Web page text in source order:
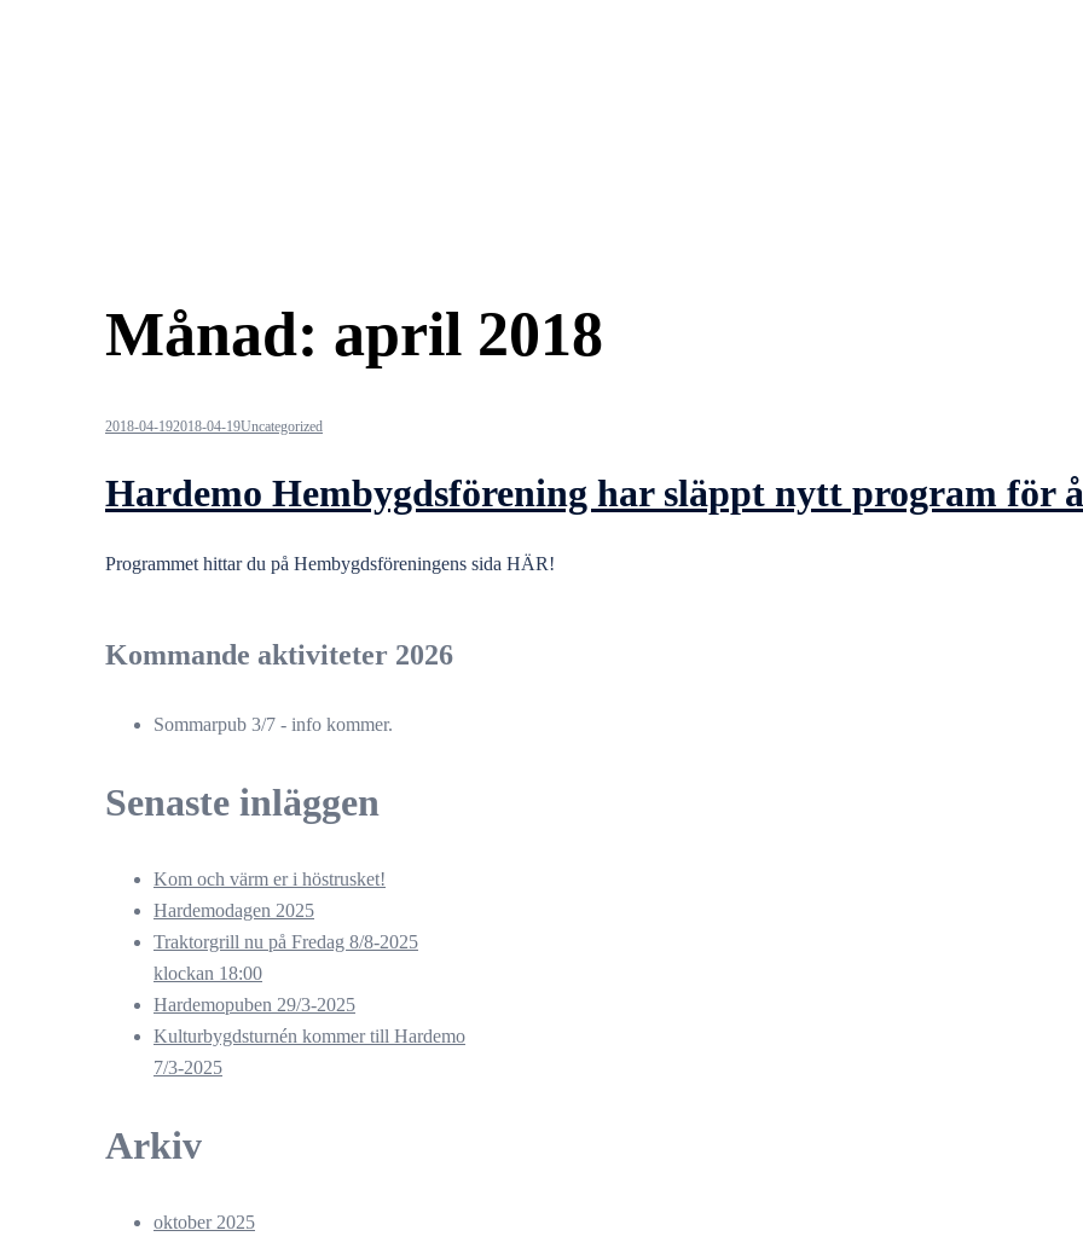
Månad: april 2018
2018-04-192018-04-19Uncategorized
Hardemo Hembygdsförening har släppt nytt program för
Programmet hittar du på Hembygdsföreningens sida HÄR!
Kommande aktiviteter 2026
Sommarpub 3/7 - info kommer.
Senaste inläggen
Kom och värm er i höstrusket!
Hardemodagen 2025
Traktorgrill nu på Fredag 8/8-2025
klockan 18:00
Hardemopuben 29/3-2025
Kulturbygdsturnén kommer till Hardemo
7/3-2025
Arkiv
oktober 2025